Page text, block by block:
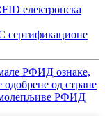
електронска
сертификационе
РФИД ознаке,
од стране
РФИД